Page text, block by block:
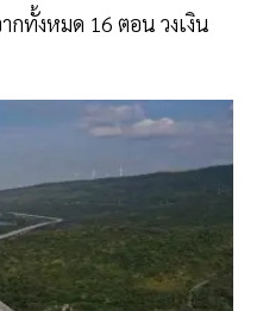
กทั้งหมด 16 ตอน วงเงิน